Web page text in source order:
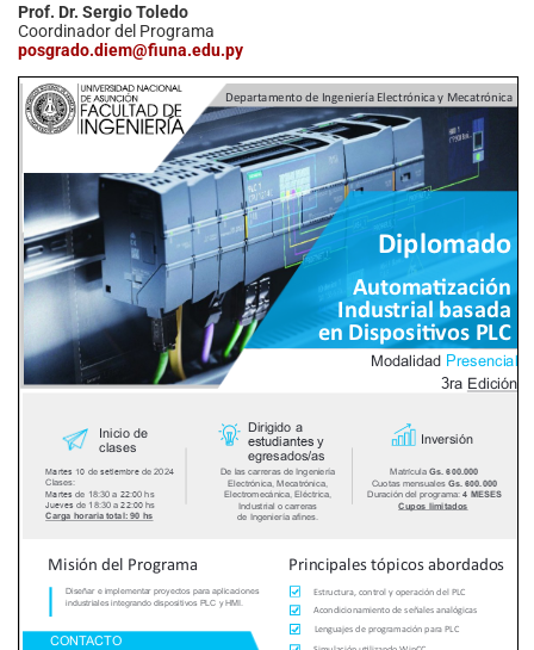
Prof. Dr. Sergio Toledo
Coordinador del Programa
posgrado.diem@fiuna.edu.py